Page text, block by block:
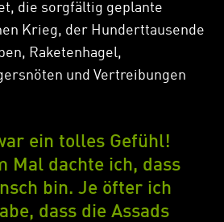
die sorgfältig geplante
Krieg, der Hunderttausende
Raketenhagel,
und Vertreibungen
ein tolles Gefühl!
Mal dachte ich, dass
bin. Je öfter ich
dass die Assads